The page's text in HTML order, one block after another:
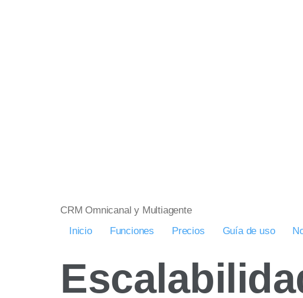
CRM Omnicanal y Multiagente
Inicio
Funciones Precios Guía de uso